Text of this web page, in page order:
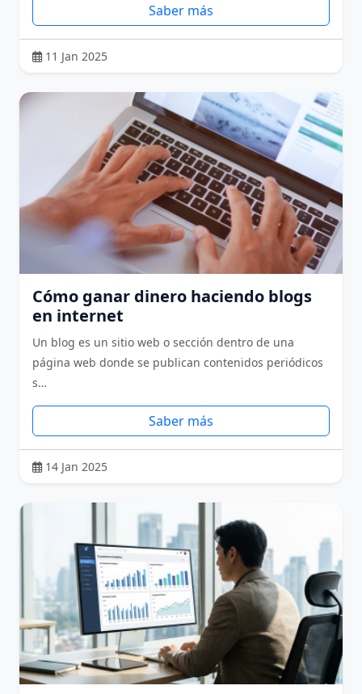
Saber más
11 Jan 2025
Cómo ganar dinero haciendo blogs
en internet
Un blog es un sitio web o sección dentro de una
página web donde se publican contenidos periódicos
s…
Saber más
14 Jan 2025